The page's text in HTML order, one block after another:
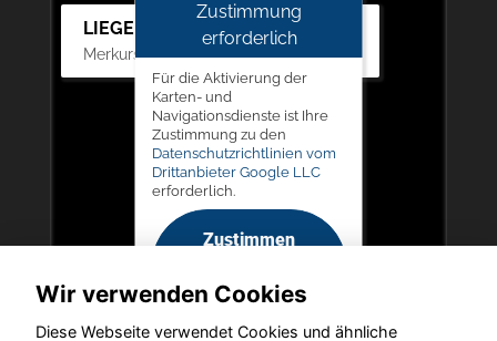
LIEGERT & BÖSKEN Automobile
Merkurstr. 11, 67663 Kaiserslautern
Zustimmung
erforderlich
Für die Aktivierung der
Karten- und
Navigationsdienste ist Ihre
Zustimmung zu den
Datenschutzrichtlinien vom
Drittanbieter Google LLC
erforderlich.
Zustimmen
aktivieren
Wir verwenden Cookies
Diese Webseite verwendet Cookies und ähnliche